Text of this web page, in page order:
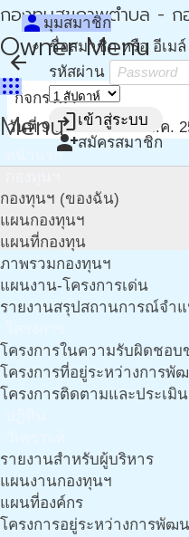
กองทุนสุขภาพตำบล -
Owner Menu
apps
person มุมสมาชิก
ชื่อสมาชิก หรือ อีเมล์
รหัสผ่าน
loginเข้าสู่ระบบ
person_addสมัครสมาชิก
Menu
หน้าแรก
กองทุนฯ (ของฉัน)
แผนกองทุนฯ
แผนที่กองทุน
ภาพรวมกองทุนฯ
แผนงาน-โครงการเด่น
รายงานสรุปสถานการณ์จำ
โครงการในความรับผิดชอบ
โครงการที่อยู่ระหว่างการพั
โครงการติดตามและประเมิ
รายงานสำหรับผู้บริหาร
แผนงานกองทุนฯ
แผนที่องค์กร
โครงการอยู่ระหว่างการพัฒ
arrow_back
กิจกรรม :
วันที่ 9 ส.ค. 2569 - 9 ส.ค.